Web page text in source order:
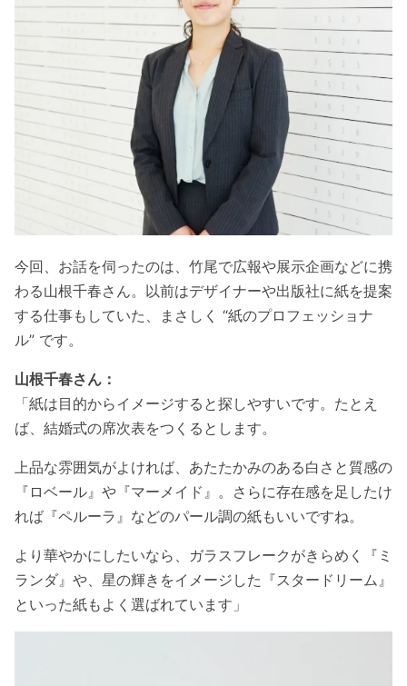
今回、お話を伺ったのは、竹尾で広報や展示企画などに携
わる山根千春さん。以前はデザイナーや出版社に紙を提案
する仕事もしていた、まさしく “紙のプロフェッショナ
ル” です。
山根千春さん：
「紙は目的からイメージすると探しやすいです。たとえ
ば、結婚式の席次表をつくるとします。
上品な雰囲気がよければ、あたたかみのある白さと質感の
『ロベール』や『マーメイド』。さらに存在感を足したけ
れば『ペルーラ』などのパール調の紙もいいですね。
より華やかにしたいなら、ガラスフレークがきらめく『ミ
ランダ』や、星の輝きをイメージした『スタードリーム』
といった紙もよく選ばれています」